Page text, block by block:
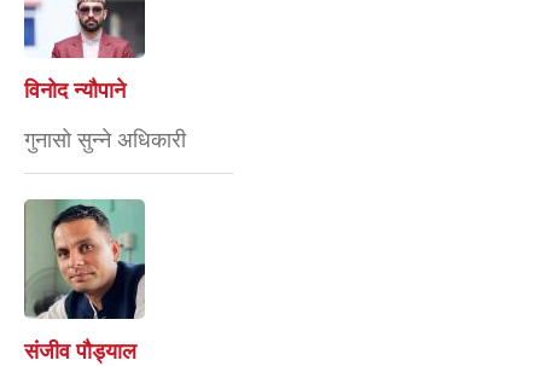
विनोद न्यौपाने
गुनासो सुन्ने अधिकारी
संजीव पौड्याल